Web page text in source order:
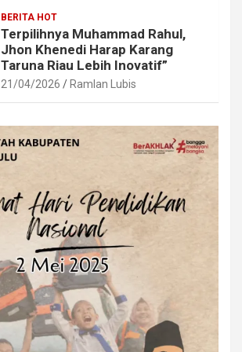
BERITA HOT
Terpilihnya Muhammad Rahul,
Jhon Khenedi Harap Karang
Taruna Riau Lebih Inovatif”
21/04/2026 Ramlan Lubis